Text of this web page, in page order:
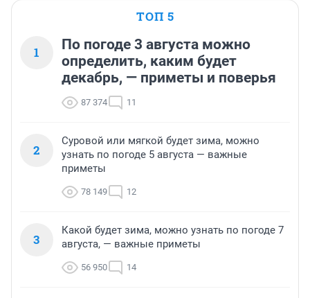
ТОП 5
1
По погоде 3 августа можно
определить, каким будет
декабрь, — приметы и поверья
87 374 11
2
Суровой или мягкой будет зима, можно
узнать по погоде 5 августа — важные
приметы
78 149 12
3
Какой будет зима, можно узнать по погоде 7
августа, — важные приметы
56 950 14